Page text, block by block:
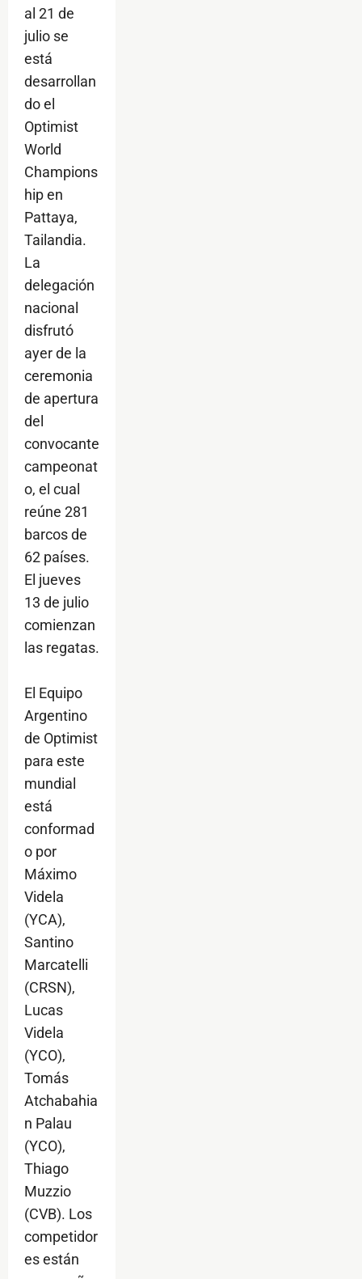
al 21 de
julio se
está
desarrollan
do el
Optimist
World
Champions
hip en
Pattaya,
Tailandia.
La
delegación
nacional
disfrutó
ayer de la
ceremonia
de apertura
del
convocante
campeonat
o, el cual
reúne 281
barcos de
62 países.
El jueves
13 de julio
comienzan
las regatas.
El Equipo
Argentino
de Optimist
para este
mundial
está
conformad
o por
Máximo
Videla
(YCA),
Santino
Marcatelli
(CRSN),
Lucas
Videla
(YCO),
Tomás
Atchabahia
n Palau
(YCO),
Thiago
Muzzio
(CVB). Los
competidor
es están